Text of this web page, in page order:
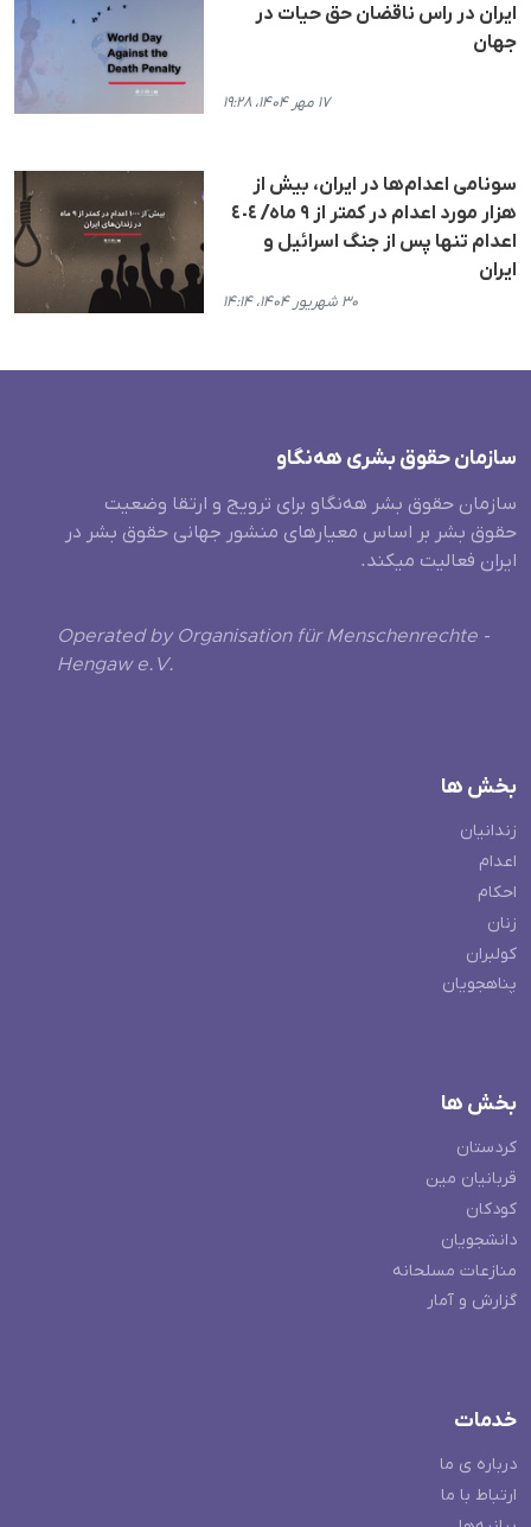
ایران در راس ناقضان حق حیات در
جهان
۱۷ مهر ۱۴۰۴، ۱۹:۲۸
سونامی اعدام‌ها در ایران، بیش از
هزار مورد اعدام در کمتر از ۹ ماه/ ٤٠٤
اعدام تنها پس از جنگ اسرائیل و
ایران
۳۰ شهریور ۱۴۰۴، ۱۴:۱۴
سازمان حقوق بشری هەنگاو
سازمان حقوق بشر هه‌نگاو برای ترویج و ارتقا وضعیت
حقوق بشر بر اساس معیارهای منشور جهانی حقوق بشر در
ایران فعالیت میکند.
Operated by Organisation für Menschenrechte -
Hengaw e.V.
بخش ها
زندانیان
اعدام
احکام
زنان
کولبران
پناهجویان
بخش ها
کردستان
قربانیان مین
کودکان
دانشجویان
منازعات مسلحانه
گزارش و آمار
خدمات
درباره ی ما
ارتباط با ما